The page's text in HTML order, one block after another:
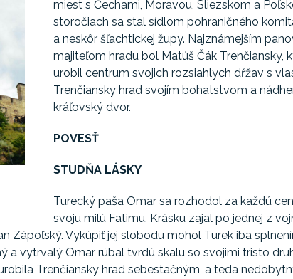
miest s Čechami, Moravou, Sliezskom a
storočiach sa stal sídlom pohraničného
a neskôr šľachtickej župy. Najznámejším
majiteľom hradu bol Matúš Čák Trenčiansky,
urobil centrum svojich rozsiahlych dŕžav s
Trenčiansky hrad svojím bohatstvom a
kráľovský dvor.
POVESŤ
STUDŇA LÁSKY
Turecký paša Omar sa rozhodol za každú
svoju milú Fatimu. Krásku zajal po jednej z
Zápoľský. Vykúpiť jej slobodu mohol Turek iba
a vytrvalý Omar rúbal tvrdú skalu so svojimi tristo
Trenčiansky hrad sebestačným, a teda